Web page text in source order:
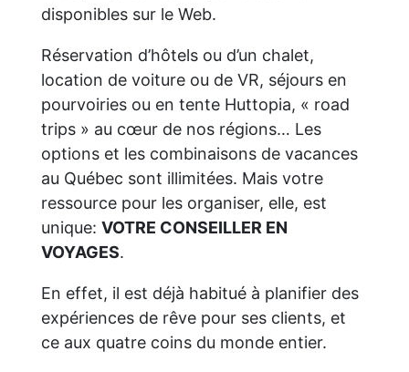
disponibles sur le Web.
Réservation d’hôtels ou d’un chalet,
location de voiture ou de VR, séjours en
pourvoiries ou en tente Huttopia, « road
trips » au cœur de nos régions… Les
options et les combinaisons de vacances
au Québec sont illimitées. Mais votre
ressource pour les organiser, elle, est
unique: VOTRE CONSEILLER EN
VOYAGES.
En effet, il est déjà habitué à planifier des
expériences de rêve pour ses clients, et
ce aux quatre coins du monde entier.